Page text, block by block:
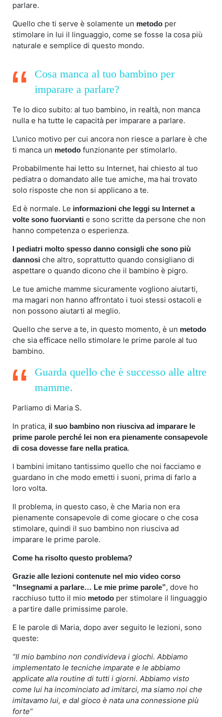
parlare.
Quello che ti serve è solamente un metodo per
stimolare in lui il linguaggio, come se fosse la cosa più
naturale e semplice di questo mondo.
Cosa manca al tuo bambino per
imparare a parlare?
Te lo dico subito: al tuo bambino, in realtà, non manca
nulla e ha tutte le capacità per imparare a parlare.
L’unico motivo per cui ancora non riesce a parlare è che
ti manca un metodo funzionante per stimolarlo.
Probabilmente hai letto su Internet, hai chiesto al tuo
pediatra o domandato alle tue amiche, ma hai trovato
solo risposte che non si applicano a te.
Ed è normale. Le informazioni che leggi su Internet a
volte sono fuorvianti e sono scritte da persone che non
hanno competenza o esperienza.
I pediatri molto spesso danno consigli che sono più
dannosi che altro, soprattutto quando consigliano di
aspettare o quando dicono che il bambino è pigro.
Le tue amiche mamme sicuramente vogliono aiutarti,
ma magari non hanno affrontato i tuoi stessi ostacoli e
non possono aiutarti al meglio.
Quello che serve a te, in questo momento, è un metodo
che sia efficace nello stimolare le prime parole al tuo
bambino.
Guarda quello che è successo alle altre
mamme.
Parliamo di Maria S.
In pratica, il suo bambino non riusciva ad imparare le
prime parole perché lei non era pienamente consapevole
di cosa dovesse fare nella pratica.
I bambini imitano tantissimo quello che noi facciamo e
guardano in che modo emetti i suoni, prima di farlo a
loro volta.
Il problema, in questo caso, è che Maria non era
pienamente consapevole di come giocare o che cosa
stimolare, quindi il suo bambino non riusciva ad
imparare le prime parole.
Come ha risolto questo problema?
Grazie alle lezioni contenute nel mio video corso
“Insegnami a parlare… Le mie prime parole”, dove ho
racchiuso tutto il mio metodo per stimolare il linguaggio
a partire dalle primissime parole.
E le parole di Maria, dopo aver seguito le lezioni, sono
queste:
“Il mio bambino non condivideva i giochi. Abbiamo
implementato le tecniche imparate e le abbiamo
applicate alla routine di tutti i giorni. Abbiamo visto
come lui ha incominciato ad imitarci, ma siamo noi che
imitavamo lui, e dal gioco è nata una connessione più
forte”